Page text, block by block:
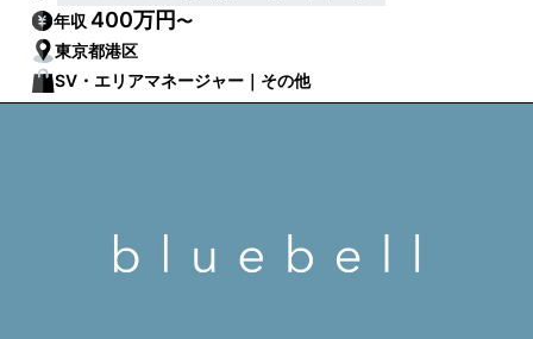
年収 400万円〜
東京都港区
SV・エリアマネージャー｜その他